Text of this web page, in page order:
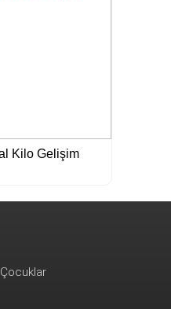
Kilo Gelişim
Çocuklar